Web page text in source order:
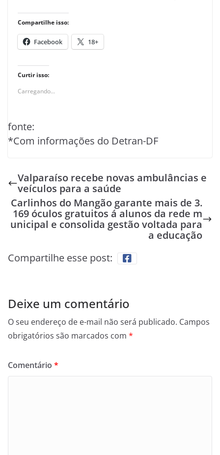
Compartilhe isso:
Facebook 18+
Curtir isso:
Carregando...
fonte:
*Com informações do Detran-DF
Valparaíso recebe novas ambulâncias e
veículos para a saúde
Carlinhos do Mangão garante mais de 3.
169 óculos gratuitos á alunos da rede m
unicipal e consolida gestão voltada para
a educação
Compartilhe esse post:
Deixe um comentário
O seu endereço de e-mail não será publicado. Campos
obrigatórios são marcados com *
Comentário *